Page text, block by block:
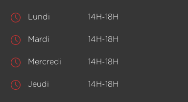
Lundi 14H-18H
Mardi 14H-18H
Mercredi 14H-18H
Jeudi 14H-18H